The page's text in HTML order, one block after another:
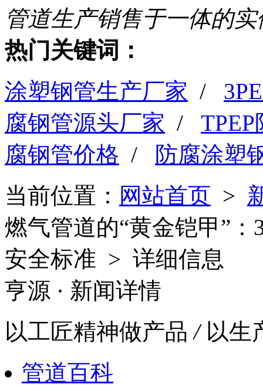
管道生产销售于一体的
热门关键词：
涂塑钢管生产厂家 /
腐钢管源头厂家 /
腐钢管价格 /
防腐涂塑
当前位置： 网站首页 >
燃气管道的“黄金铠甲”
安全标准 > 详细信息
亨源 · 新闻详情
以工匠精神做产品/以生
管道百科